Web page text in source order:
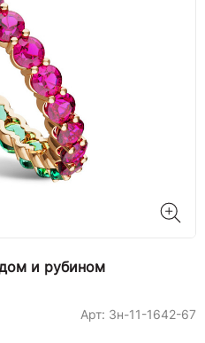
и рубином
Арт: 3н-11-1642-67